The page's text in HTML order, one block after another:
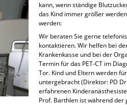
kann, wenn ständige
das Kind immer größer
werden:
Wir beraten Sie gerne
kontaktieren. Wir helfen bei
Krankenkasse und bei der
Termin für das PET-CT im
Tor. Kind und Eltern werden
untergebracht (Direktor: PD
erfahrenen
Prof. Barthlen ist während der